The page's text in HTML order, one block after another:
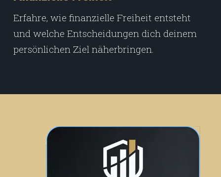
Erfahre, wie finanzielle Freiheit entsteht
und welche Entscheidungen dich deinem
persönlichen Ziel näherbringen.